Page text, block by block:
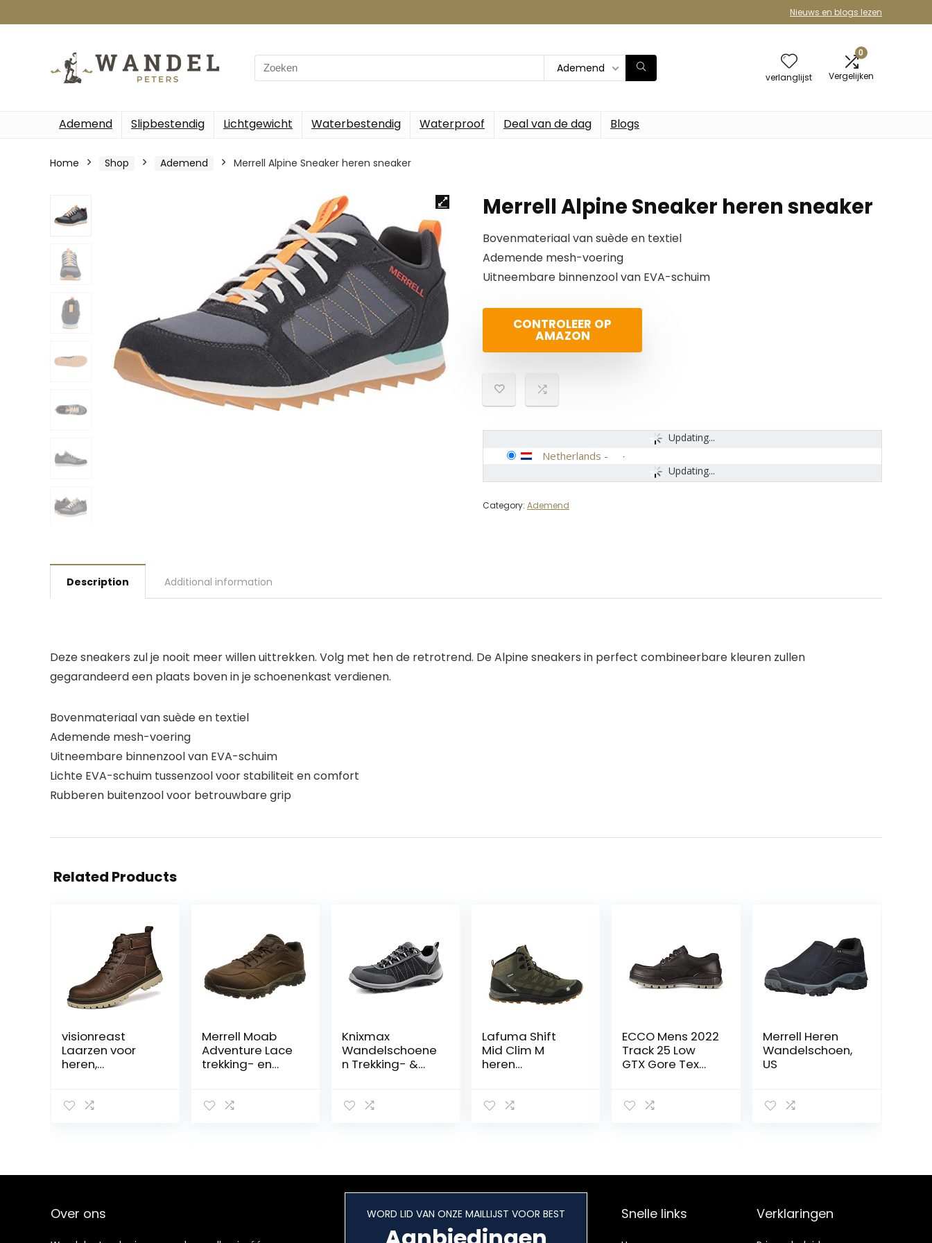
Nieuws en blogs lezen
Search
for:
Ademend
verlanglijst
0
Vergelijken
Ademend Slipbestendig Lichtgewicht Waterbestendig Waterproof Deal van de dag Blogs
Home Shop Ademend Merrell Alpine Sneaker heren sneaker
Merrell Alpine Sneaker heren sneaker
Bovenmateriaal van suède en textiel
Ademende mesh-voering
Uitneembare binnenzool van EVA-schuim
CONTROLEER OP
AMAZON
Updating...
Updating...
Netherlands -
Category: Ademend
Description Additional information
Deze sneakers zul je nooit meer willen uittrekken. Volg met hen de retrotrend. De Alpine sneakers in perfect combineerbare kleuren zullen
gegarandeerd een plaats boven in je schoenenkast verdienen.
Bovenmateriaal van suède en textiel
Ademende mesh-voering
Uitneembare binnenzool van EVA-schuim
Lichte EVA-schuim tussenzool voor stabiliteit en comfort
Rubberen buitenzool voor betrouwbare grip
Related Products
visionreast
Laarzen voor
heren,
enkellaarzen,
laarzen,
Merrell Moab
Adventure Lace
trekking- en
bruin, 48 EU
Knixmax
Wandelschoene
n Trekking- &
Sneakers voor
Lafuma Shift
Mid Clim M
heren
ECCO Mens 2022
Track 25 Low
GTX Gore Tex
lederen
Merrell Heren
Wandelschoen,
US
Over ons WORD LID VAN ONZE MAILLIJST VOOR BEST Snelle links Verklaringen